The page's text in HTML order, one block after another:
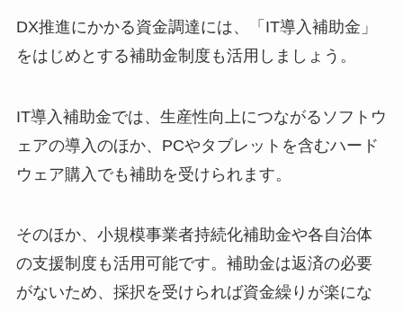
DX推進にかかる資金調達には、「IT導入補助金」
をはじめとする補助金制度も活用しましょう。
IT導入補助金では、生産性向上につながるソフトウ
ェアの導入のほか、PCやタブレットを含むハード
ウェア購入でも補助を受けられます。
そのほか、小規模事業者持続化補助金や各自治体
の支援制度も活用可能です。補助金は返済の必要
がないため、採択を受けられば資金繰りが楽にな